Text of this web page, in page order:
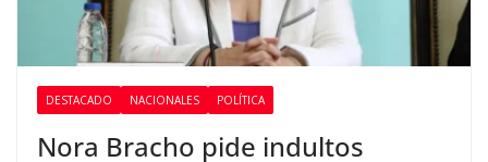
DESTACADO NACIONALES POLÍTICA
Nora Bracho pide indultos